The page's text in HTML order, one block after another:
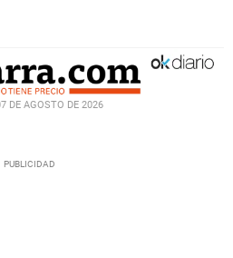
DE AGOSTO DE 2026